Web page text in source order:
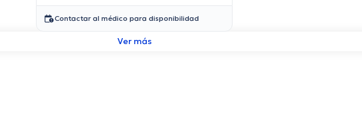
Contactar al médico para disponibilidad
Ver más